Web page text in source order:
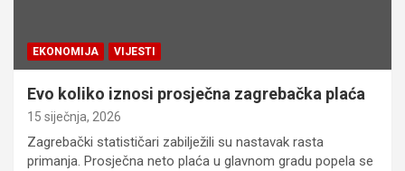
EKONOMIJA VIJESTI
Evo koliko iznosi prosječna zagrebačka plaća
15 siječnja, 2026
Zagrebački statističari zabilježili su nastavak rasta
primanja. Prosječna neto plaća u glavnom gradu popela se